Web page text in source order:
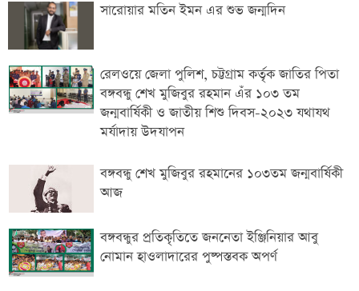
সারোয়ার মতিন ইমন এর শুভ জন্মদিন
রেলওয়ে জেলা পুলিশ, চট্টগ্রাম কর্তৃক জাতির পিতা
বঙ্গবন্ধু শেখ মুজিবুর রহমান এঁর ১০৩ তম
জন্মবার্ষিকী ও জাতীয় শিশু দিবস-২০২৩ যথাযথ
মর্যাদায় উদযাপন
বঙ্গবন্ধু শেখ মুজিবুর রহমানের ১০৩তম জন্মবার্ষিকী
আজ
বঙ্গবন্ধুর প্রতিকৃতিতে জননেতা ইঞ্জিনিয়ার আবু
নোমান হাওলাদারের পুষ্পস্তবক অপর্ণ